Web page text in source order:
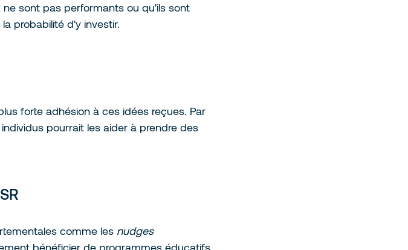
ne sont pas performants ou qu'ils sont
probabilité d'y investir.
forte adhésion à ces idées reçues. Par
pourrait les aider à prendre des
comme les nudges
bénéficier de programmes éducatifs